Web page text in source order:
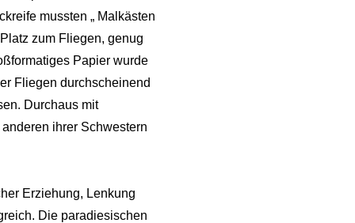
mussten „ Malkästen
zum Fliegen, genug
Papier wurde
Fliegen durchscheinend
Durchaus mit
ihrer Schwestern
Erziehung, Lenkung
Die paradiesischen